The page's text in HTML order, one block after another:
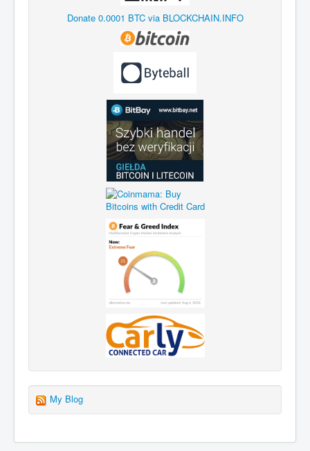
Donate 0.0001 BTC via BLOCKCHAIN.INFO
My Blog